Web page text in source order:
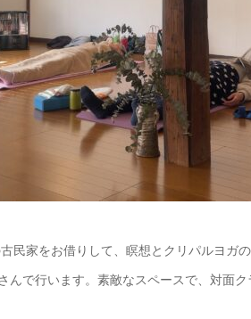
民家をお借りして、瞑想とクリパルヨガ
んで行います。素敵なスペースで、対面